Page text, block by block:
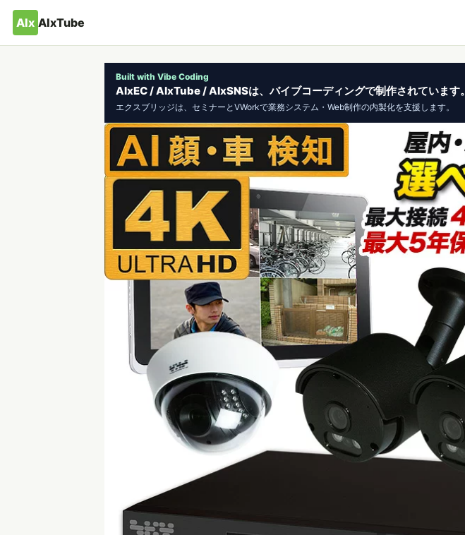
AIx AIxTube
Built with Vibe Coding
AIxEC / AIxTube / AIxSNSは、バイブコーディングで制作されています。
エクスブリッジは、セミナーとVWorkで業務システム・Web制作の内製化を支援します。